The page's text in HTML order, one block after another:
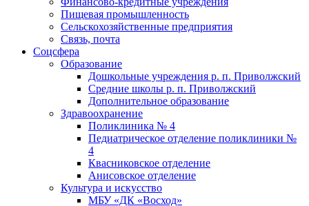
Пищевая промышленность
Сельскохозяйственные предприятия
Связь, почта
Соцсфера
Образование
Дошкольные учреждения р. п. Приволжский
Средние школы р. п. Приволжский
Дополнительное образование
Здравоохранение
Поликлиника № 4
Педиатрическое отделение поликлиники №
4
Квасниковское отделение
Анисовское отделение
Культура и искусство
МБУ «ДК «Восход»